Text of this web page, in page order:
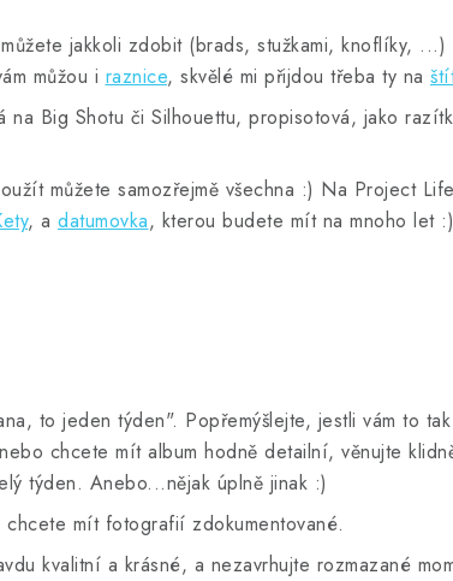
jakkoli zdobit (brads, stužkami, knoflíky, ...)
můžou i raznice, skvělé mi přijdou třeba ty na
na Big Shotu či Silhouettu, propisotová, jako
můžete samozřejmě všechna :) Na Project
, a datumovka, kterou budete mít na mnoho let :)
to jeden týden". Popřemýšlejte, jestli vám to
chcete mít album hodně detailní, věnujte
týden. Anebo...nějak úplně jinak :)
mít fotografií zdokumentované.
kvalitní a krásné, a nezavrhujte rozmazané